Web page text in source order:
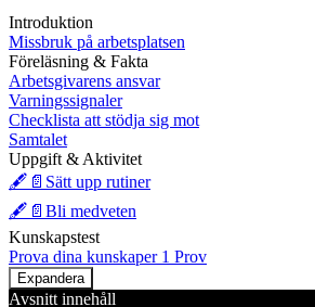
Introduktion
Missbruk på arbetsplatsen
Föreläsning & Fakta
Arbetsgivarens ansvar
Varningssignaler
Checklista att stödja sig mot
Samtalet
Uppgift & Aktivitet
🖋️📄Sätt upp rutiner
🖋️📄Bli medveten
Kunskapstest
Prova dina kunskaper 1 Prov
Expandera
Prova
Avsnitt innehåll